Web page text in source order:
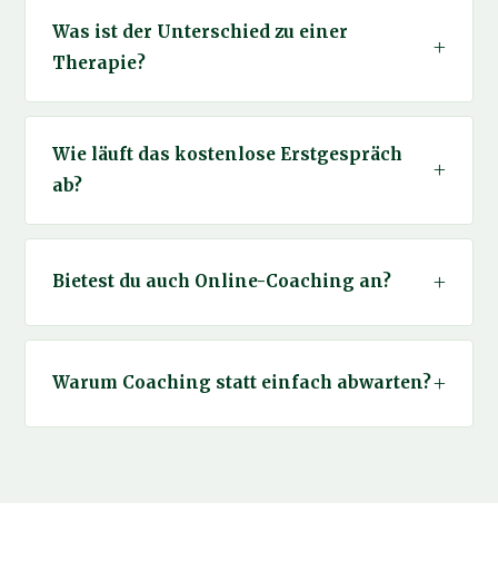
Was ist der Unterschied zu einer
Therapie?
Wie läuft das kostenlose Erstgespräch
ab?
Bietest du auch Online-Coaching an?
Warum Coaching statt einfach abwarten?